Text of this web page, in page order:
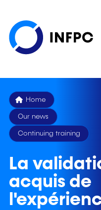
Home
Our news
Continuing training
La
acquis de